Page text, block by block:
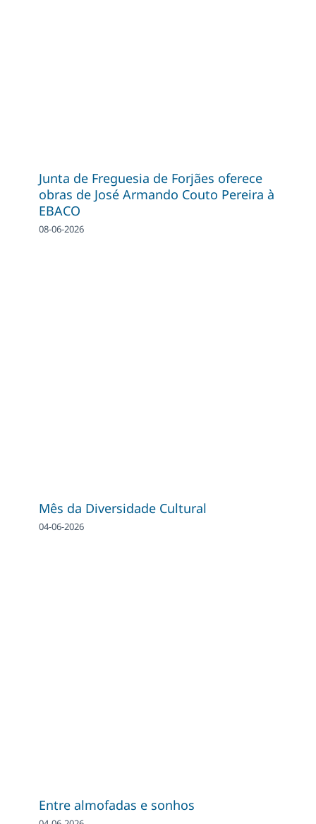
Junta de Freguesia de Forjães oferece
obras de José Armando Couto Pereira à
EBACO
08-06-2026
Mês da Diversidade Cultural
04-06-2026
Entre almofadas e sonhos